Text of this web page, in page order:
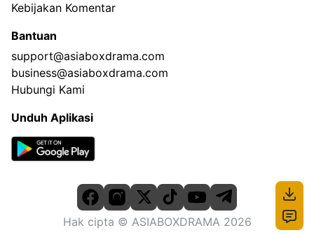
Kebijakan Komentar
Bantuan
support@asiaboxdrama.com
business@asiaboxdrama.com
Hubungi Kami
Unduh Aplikasi
Hak cipta © ASIABOXDRAMA 2026